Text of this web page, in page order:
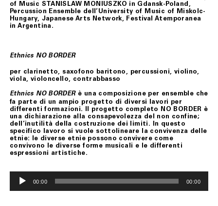
of Music STANISLAW MONIUSZKO in Gdansk-Poland,
Percussion Ensemble dell’University of Music of Miskolc-
Hungary, Japanese Arts Network, Festival Atemporanea
in Argentina.
Ethnics NO BORDER
per clarinetto, saxofono baritono, percussioni, violino,
viola, violoncello, contrabbasso
Ethnics NO BORDERè una composizione per ensemble che
fa parte di un ampio progetto di diversi lavori per
differenti formazioni. Il progetto completo NO BORDER è
una dichiarazione alla consapevolezza del non confine;
dell’inutilità della costruzione dei limiti. In questo
specifico lavoro si vuole sottolineare la convivenza delle
etnie: le diverse etnie possono convivere come
convivono le diverse forme musicali e le differenti
espressioni artistiche.
Player
00:00 00:00